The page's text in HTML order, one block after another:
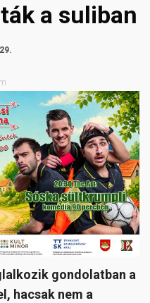
a suliban
gondolatban a
hacsak nem a